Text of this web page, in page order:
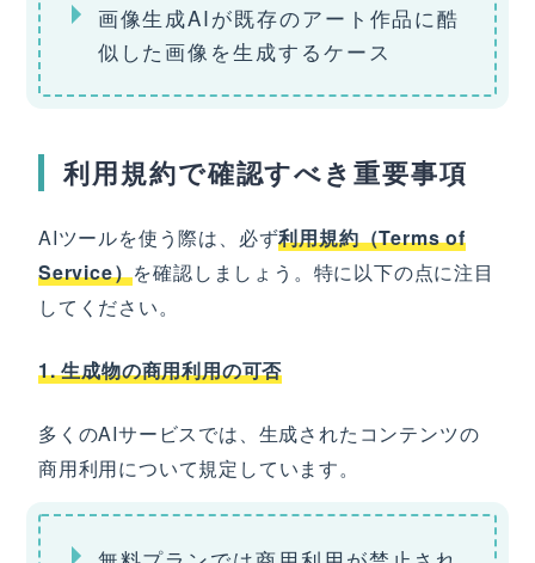
画像生成AIが既存のアート作品に酷
似した画像を生成するケース
利用規約で確認すべき重要事項
AIツールを使う際は、必ず利用規約（Terms of
Service）を確認しましょう。特に以下の点に注目
してください。
1. 生成物の商用利用の可否
多くのAIサービスでは、生成されたコンテンツの
商用利用について規定しています。